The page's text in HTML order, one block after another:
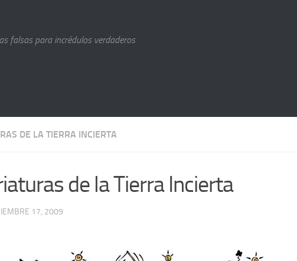
falsas para incrédulos verdaderos
DE LA TIERRA INCIERTA
de la Tierra Incierta
17, 2009